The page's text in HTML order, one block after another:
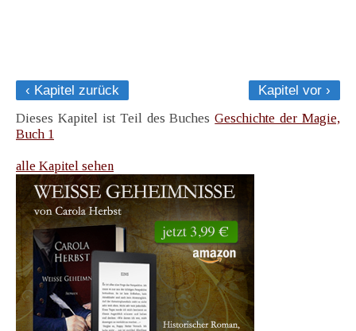
‹ Kapitel zurück
Kapitel vor ›
Dieses Kapitel ist Teil des BuchesGeschichte der Magie,
Buch 1
alle Kapitel sehen